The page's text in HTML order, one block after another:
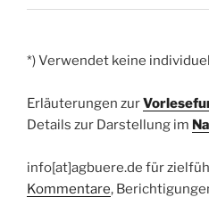
*) Verwendet keine
Erläuterungen zur
Details zur Darstellung im
info[at]agbuere.de für
Kommentare,